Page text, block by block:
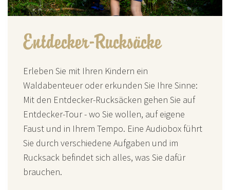
Entdecker-Rucksäcke
Erleben Sie mit Ihren Kindern ein
Waldabenteuer oder erkunden Sie Ihre Sinne:
Mit den Entdecker-Rucksäcken gehen Sie auf
Entdecker-Tour - wo Sie wollen, auf eigene
Faust und in Ihrem Tempo. Eine Audiobox führt
Sie durch verschiedene Aufgaben und im
Rucksack befindet sich alles, was Sie dafür
brauchen.